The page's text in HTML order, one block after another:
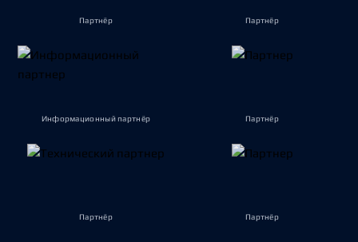
Партнёр Партнёр
Информационный партнёр Партнёр
Партнёр Партнёр